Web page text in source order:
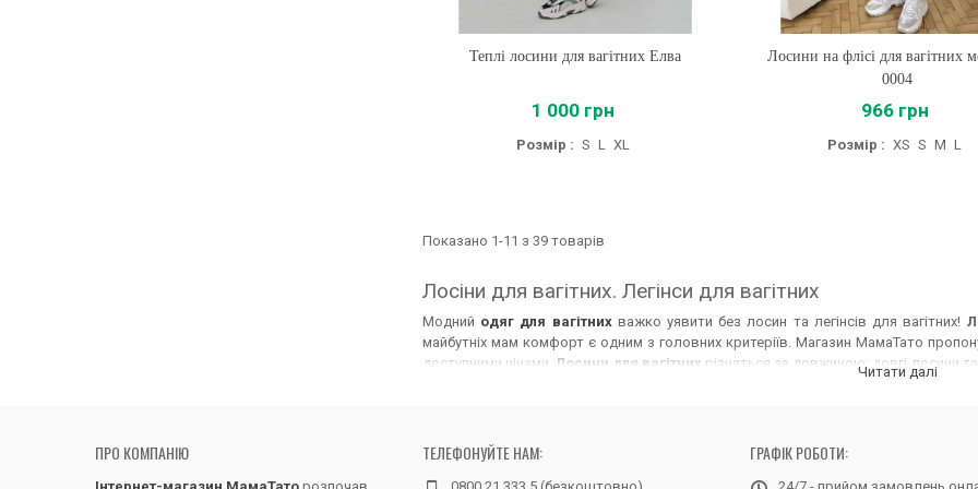
Купити
Теплі лосини для вагітних Елва
1 000 грн
Розмір : S L XL
Купити
Лосини на флісі для вагітних
0004
966 грн
Розмір : XS S M L
Показано 1-11 з 39 товарів
Лосіни для вагітних. Легінси для вагітних
Модний одяг для вагітнихважко уявити без лосин та легінсів для вагітних!
майбутніх мам комфорт є одним з головних критеріїв. Магазин МамаТато
доступними цінами. Лосини для вагітних різняться за довжиною: довгі лосини
, але лосини з
Трикотажні лосини вагітним
гарно доповнюють туніки різноманітних
вартокупити легінси для вагітних
. Вони, зазвичай, виконані з більш щільної
Читати далі
ПРО КОМПАНІЮ ТЕЛЕФОНУЙТЕ НАМ: ГРАФІК РОБОТИ: